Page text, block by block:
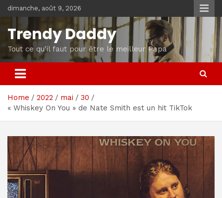
Skip
to
content
dimanche, août 9, 2026
Trendy Daddy
Tout ce qu'il faut pour être le meilleur Papa
Home 2022 mai
30
« Whiskey On You » de Nate Smith est un hit TikTok